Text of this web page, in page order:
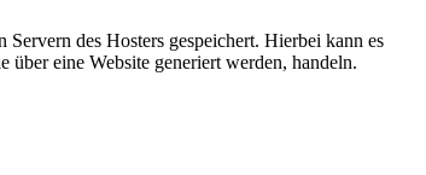
des Hosters gespeichert. Hierbei kann es
eine Website generiert werden, handeln.